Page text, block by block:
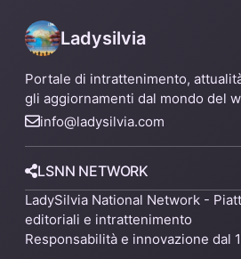
Ladysilvia
Portale di intrattenimento,
gli aggiornamenti dal mondo del
info@ladysilvia.com
LSNN NETWORK
LadySilvia National Network -
editoriali e intrattenimento
Responsabilità e innovazione dal